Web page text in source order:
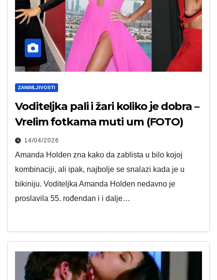
ZANIMLJIVOSTI
Voditeljka pali i žari koliko je dobra –
Vrelim fotkama muti um (FOTO)
14/04/2026
Amanda Holden zna kako da zablista u bilo kojoj
kombinaciji, ali ipak, najbolje se snalazi kada je u
bikiniju. Voditeljka Amanda Holden nedavno je
proslavila 55. rođendan i i dalje…